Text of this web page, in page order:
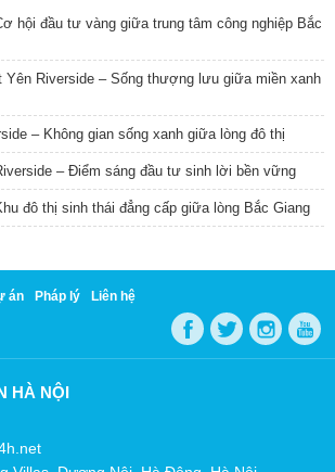
hội đầu tư vàng giữa trung tâm công nghiệp Bắc
Yên Riverside – Sống thượng lưu giữa miền xanh
– Không gian sống xanh giữa lòng đô thị
– Điểm sáng đầu tư sinh lời bền vững
đô thị sinh thái đẳng cấp giữa lòng Bắc Giang
án Pháp lý Liên hệ
HÀ NỘI